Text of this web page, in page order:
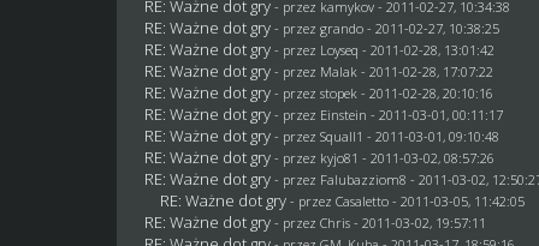
RE: Ważne dot gry - przez kamykov - 2011-02-27, 10:34:38
RE: Ważne dot gry - przezgrando - 2011-02-27, 10:38:25
RE: Ważne dot gry - przez Loyseq - 2011-02-28, 13:01:42
RE: Ważne dot gry - przez Malak - 2011-02-28, 17:07:22
RE: Ważne dot gry - przezstopek - 2011-02-28, 20:10:16
RE: Ważne dot gry - przez Einstein - 2011-03-01, 00:11:17
RE: Ważne dot gry - przezSquall1 - 2011-03-01, 09:10:48
RE: Ważne dot gry - przez kyjo81 - 2011-03-02, 08:57:26
RE: Ważne dot gry - przez Falubazziom8 - 2011-03-02,
RE: Ważne dot gry - przezCasaletto - 2011-03-05, 11:42:05
RE: Ważne dot gry - przezChris - 2011-03-02, 19:57:11